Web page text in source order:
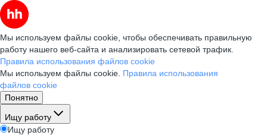
Мы используем файлы cookie, чтобы обеспечивать правильную
работу нашего веб-сайта и анализировать сетевой трафик.
Правила использования файлов cookie
Мы используем файлы cookie. Правила использования
файлов cookie
Понятно
Ищу работу
Ищу работу